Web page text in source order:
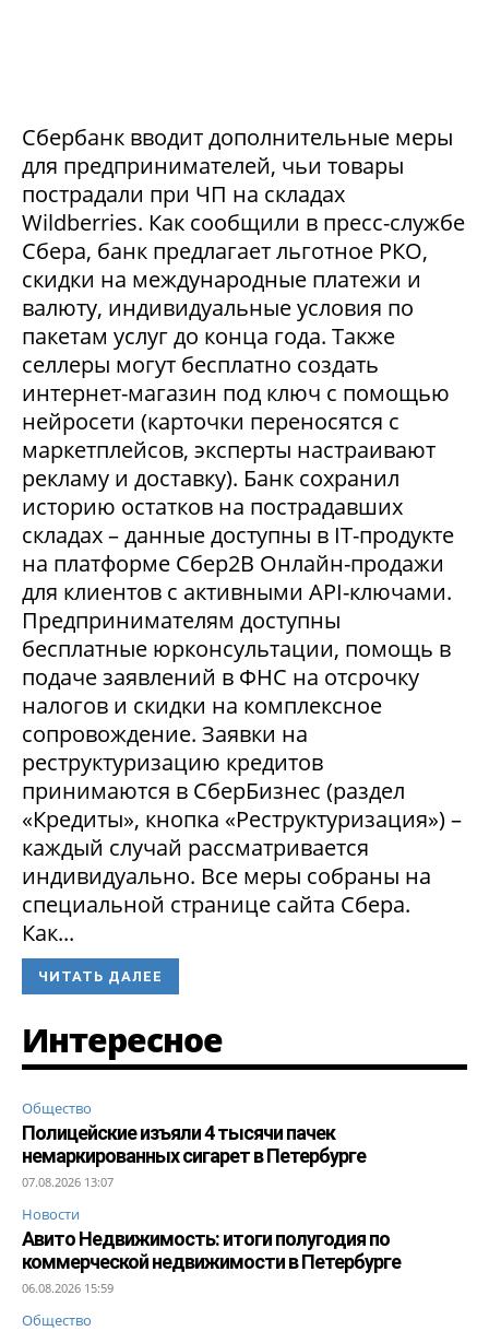
Сбербанк вводит дополнительные меры
для предпринимателей, чьи товары
пострадали при ЧП на складах
Wildberries. Как сообщили в пресс-службе
Сбера, банк предлагает льготное РКО,
скидки на международные платежи и
валюту, индивидуальные условия по
пакетам услуг до конца года. Также
селлеры могут бесплатно создать
интернет-магазин под ключ с помощью
нейросети (карточки переносятся с
маркетплейсов, эксперты настраивают
рекламу и доставку). Банк сохранил
историю остатков на пострадавших
складах – данные доступны в IT-продукте
на платформе Сбер2В Онлайн-продажи
для клиентов с активными API-ключами.
Предпринимателям доступны
бесплатные юрконсультации, помощь в
подаче заявлений в ФНС на отсрочку
налогов и скидки на комплексное
сопровождение. Заявки на
реструктуризацию кредитов
принимаются в СберБизнес (раздел
«Кредиты», кнопка «Реструктуризация») –
каждый случай рассматривается
индивидуально. Все меры собраны на
специальной странице сайта Сбера.
Как...
ЧИТАТЬ ДАЛЕЕ
Интересное
Общество
Полицейские изъяли 4 тысячи пачек
немаркированных сигарет в Петербурге
07.08.2026 13:07
Новости
Авито Недвижимость: итоги полугодия по
коммерческой недвижимости в Петербурге
06.08.2026 15:59
Общество